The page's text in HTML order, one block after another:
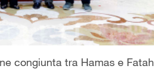
congiunta tra Hamas e Fatah